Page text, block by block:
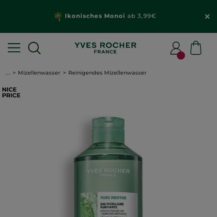
Ikonisches Monoi ab 3,99€
... Mizellenwasser Reinigendes Mizellenwasser